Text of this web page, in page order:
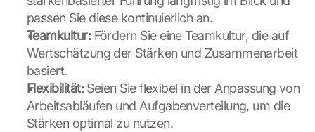
passen Sie diese kontinuierlich an.
Teamkultur: Fördern Sie eine Teamkultur, die auf
Wertschätzung der Stärken und Zusammenarbeit
basiert.
Flexibilität: Seien Sie flexibel in der Anpassung von
Arbeitsabläufen und Aufgabenverteilung, um die
Stärken optimal zu nutzen.
a
n
s
m
i
t
e
d